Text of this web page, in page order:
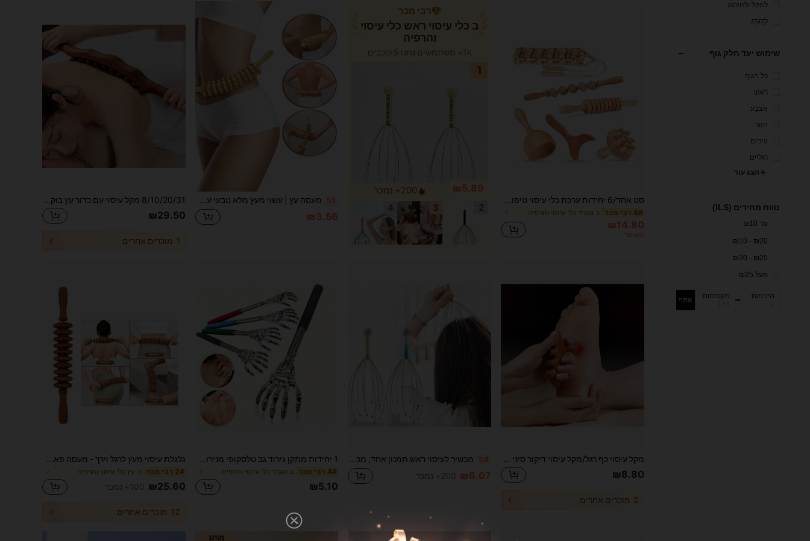
להקל ולהירגע
לְדַגדֵג
שימוש יעד חלק גוף
כל הגוף
רֹאשׁ
אֶצבַּע
חזור
עיניים
רגליים
הצג עור
טווח מחירים (ILS)
עד ₪10
₪20 - ₪10
₪25 - ₪20
מעל ₪25
מינימום: מקסימום: אוקיי
8# רבי מכר ב מַגרֵד כלי עיסוי והרפיה
₪14.80
משוער
רבי מכר
ב כלי עיסוי ראש כלי עיסוי
והרפיה
1k+ משתמשים נתנו 5 כוכבים
₪5.89
200+ נמכר
%1
₪3.56
₪29.50
1 מוכרים אחרים
₪8.80
2 מוכרים אחרים
%8
₪6.07 200+ נמכר 4# רבי מכר ב מַגרֵד כלי עיסוי והרפיה
₪5.10
2# רבי מכר ב עֵץ כלי עיסוי והרפיה
₪25.60 100+ נמכר
12 מוכרים אחרים